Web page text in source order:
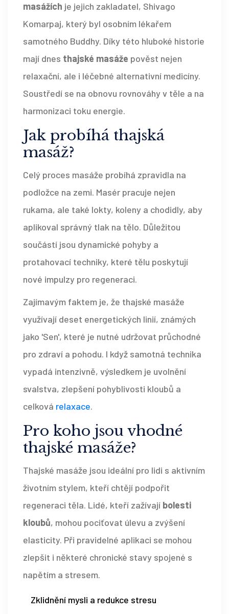
masážích je jejich zakladatel, Shivago
Komarpaj, který byl osobním lékařem
samotného Buddhy. Díky této hluboké historie
mají dnes thajské masáže pověst nejen
relaxační, ale i léčebné alternativní medicíny.
Soustředí se na obnovu rovnováhy v těle a na
harmonizaci toku energie.
Jak probíhá thajská
masáž?
Celý proces masáže probíhá zpravidla na
podložce na zemi. Masér pracuje nejen
rukama, ale také lokty, koleny a chodidly, aby
aplikoval správný tlak na tělo. Důležitou
součástí jsou dynamické pohyby a
protahovací techniky, které tělu poskytují
nové impulzy pro regeneraci.
Zajímavým faktem je, že thajské masáže
využívají deset energetických linií, známých
jako 'Sen', které je nutné udržovat průchodné
pro zdraví a pohodu. I když samotná technika
vypadá intenzivně, výsledkem je uvolnění
svalstva, zlepšení pohyblivosti kloubů a
celková relaxace.
Pro koho jsou vhodné
thajské masáže?
Thajské masáže jsou ideální pro lidi s aktivním
životním stylem, kteří chtějí podpořit
regeneraci těla. Lidé, kteří zažívají bolesti
kloubů, mohou pociťovat úlevu a zvýšení
elasticity. Při pravidelné aplikaci se mohou
zlepšit i některé chronické stavy spojené s
napětím a stresem.
Zklidnění mysli a redukce stresu